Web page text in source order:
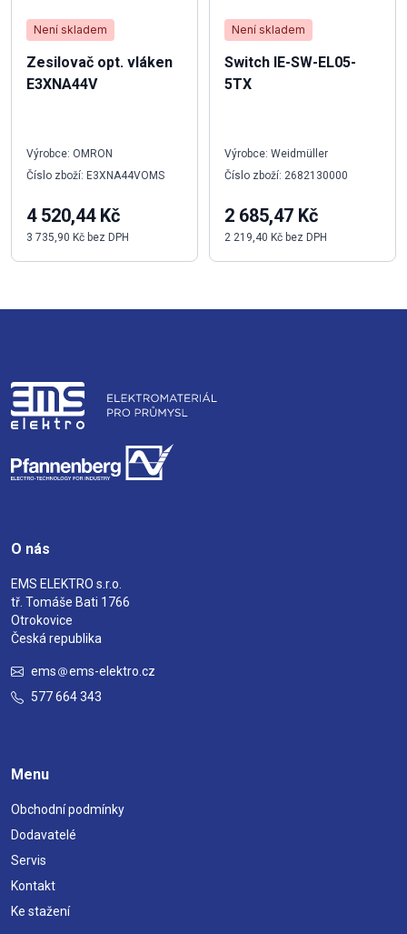
Není skladem
Zesilovač opt. vláken
E3XNA44V
Výrobce: OMRON
Číslo zboží: E3XNA44VOMS
4 520,44 Kč
3 735,90 Kč bez DPH
Není skladem
Switch IE-SW-EL05-
5TX
Výrobce: Weidmüller
Číslo zboží: 2682130000
2 685,47 Kč
2 219,40 Kč bez DPH
O nás
EMS ELEKTRO s.r.o.
tř. Tomáše Bati 1766
Otrokovice
Česká republika
ems
ems-elektro.cz
577 664 343
Menu
Obchodní podmínky
Dodavatelé
Servis
Kontakt
Ke stažení